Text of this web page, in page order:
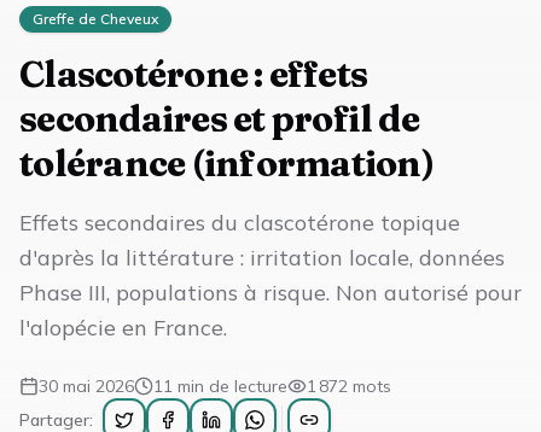
Greffe de Cheveux
Clascotérone : effets
secondaires et profil de
tolérance (information)
Effets secondaires du clascotérone topique
d'après la littérature : irritation locale, données
Phase III, populations à risque. Non autorisé pour
l'alopécie en France.
30 mai 2026 11 min de lecture 1 872 mots
Partager: